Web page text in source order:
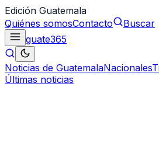
Edición Guatemala
Quiénes somosContacto
Buscar
guate365
Noticias de GuatemalaNacionales
Últimas noticias